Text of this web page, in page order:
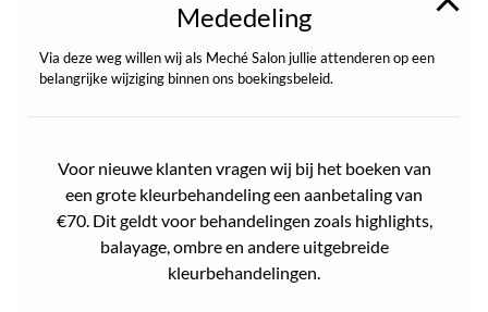
Mededeling
Via deze weg willen wij als Meché Salon jullie attenderen op een
belangrijke wijziging binnen ons boekingsbeleid.
Voor nieuwe klanten vragen wij bij het boeken van
een grote kleurbehandeling een aanbetaling van
€70. Dit geldt voor behandelingen zoals highlights,
balayage, ombre en andere uitgebreide
kleurbehandelingen.